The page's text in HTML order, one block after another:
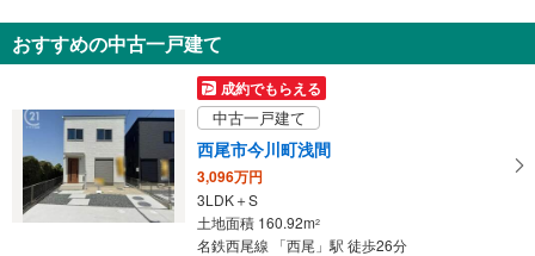
西尾市熊味町道万
3,080万円
3LDK
土地面積 130.21m
名鉄西尾線 「西尾」駅 徒歩16分
おすすめの中古一戸建て
成約でもらえる
中古一戸建て
西尾市今川町浅間
3,096万円
3LDK＋S
土地面積 160.92m2
名鉄西尾線 「西尾」駅 徒歩26分